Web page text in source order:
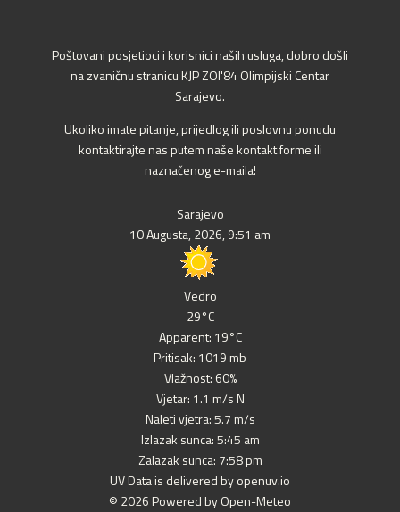
Poštovani posjetioci i korisnici naših usluga, dobro došli
na zvaničnu stranicu KJP ZOI'84 Olimpijski Centar
Sarajevo.
Ukoliko imate pitanje, prijedlog ili poslovnu ponudu
kontaktirajte nas putem naše kontakt forme ili
naznačenog e-maila!
Sarajevo
10 Augusta, 2026, 9:51 am
Vedro
29°C
Apparent: 19°C
Pritisak: 1019 mb
Vlažnost: 60%
Vjetar: 1.1 m/s N
Naleti vjetra: 5.7 m/s
Izlazak sunca: 5:45 am
Zalazak sunca: 7:58 pm
UV Data is delivered by openuv.io
© 2026 Powered by Open-Meteo